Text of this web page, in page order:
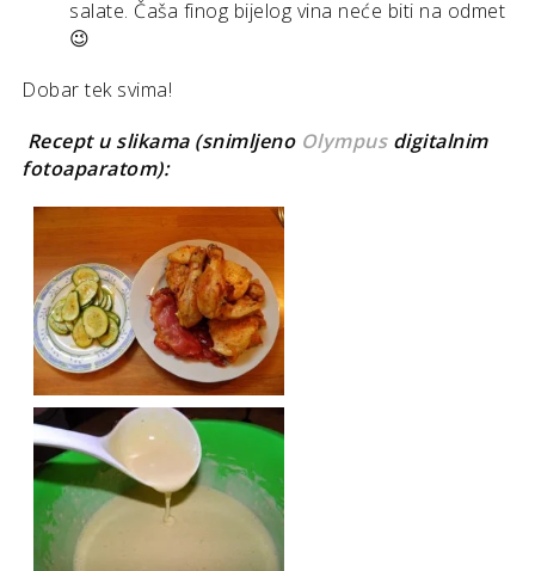
salate. Čaša finog bijelog vina neće biti na odmet
😉
Dobar tek svima!
Recept u slikama (snimljeno Olympusdigitalnim
fotoaparatom):